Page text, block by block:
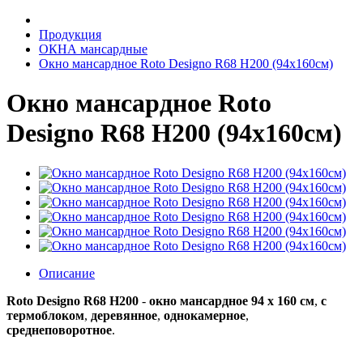
Продукция
ОКНА мансардные
Окно мансардное Roto Designo R68 H200 (94x160см)
Окно мансардное Roto
Designo R68 H200 (94x160см)
Описание
Roto Designo R68 H200 - окно мансардное 94 x 160 см, с
термоблоком, деревянное, однокамерное,
среднеповоротное.